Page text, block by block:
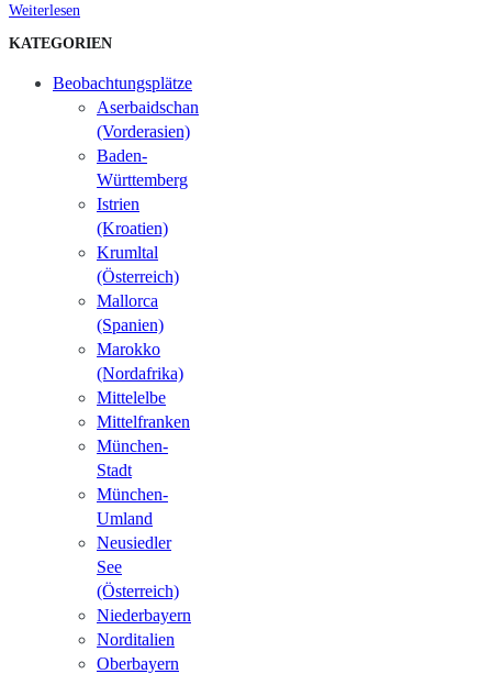
Weiterlesen
KATEGORIEN
Beobachtungsplätze
Aserbaidschan
(Vorderasien)
Baden-
Württemberg
Istrien
(Kroatien)
Krumltal
(Österreich)
Mallorca
(Spanien)
Marokko
(Nordafrika)
Mittelelbe
Mittelfranken
München-
Stadt
München-
Umland
Neusiedler
See
(Österreich)
Niederbayern
Norditalien
Oberbayern